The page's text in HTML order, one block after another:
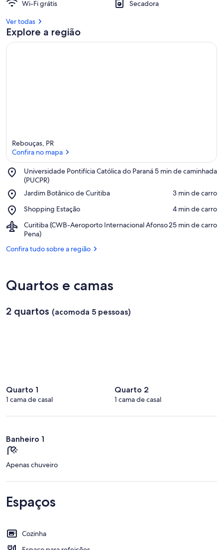
Wi-Fi grátis
Secadora
Ver todas
Explore a região
Rebouças, PR
Confira no mapa
Universidade Pontifícia Católica do Paraná
(PUCPR)
Place,
Universidade
Pontifícia
Católica
do
Paraná
(PUCPR)
‪5 min de caminhada‬
Jardim Botânico de Curitiba
Place,
Botânico
Curitiba
‪3 min de carro‬
Shopping Estação
Place,
Estação
‪4 min de carro‬
Curitiba (CWB-Aeroporto Internacional Afonso
Pena)
Airport,
Curitiba
Aeroporto
‪25 min de carro‬
Confira tudo sobre a região
Quartos e camas
2 quartos (acomoda 5 pessoas)
Quarto 1
1 cama de casal
Quarto 2
1 cama de casal
Banheiro 1
Apenas chuveiro
Espaços
Cozinha